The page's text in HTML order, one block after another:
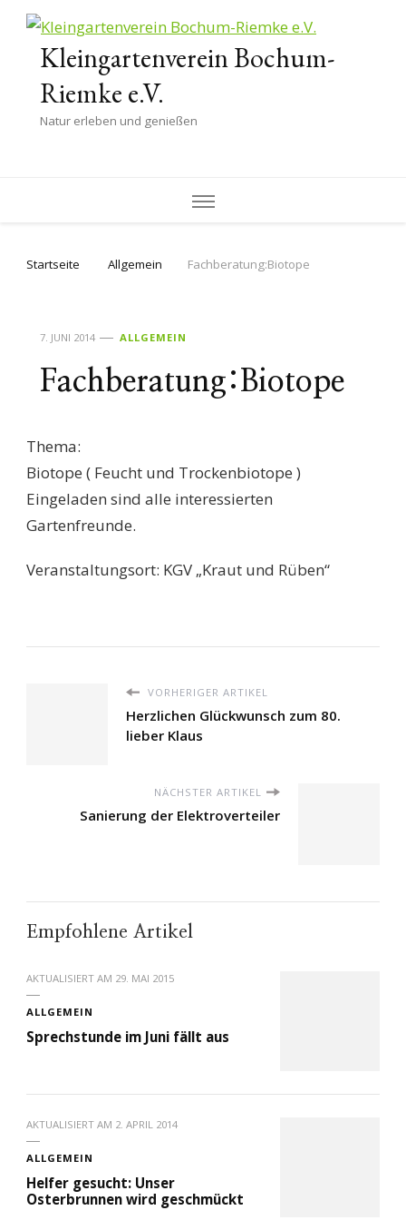
Kleingartenverein Bochum-
Riemke e.V.
Natur erleben und genießen
Startseite Allgemein Fachberatung:Biotope
7. JUNI 2014 ALLGEMEIN
Fachberatung:Biotope
Thema:
Biotope ( Feucht und Trockenbiotope )
Eingeladen sind alle interessierten
Gartenfreunde.
Veranstaltungsort: KGV „Kraut und Rüben“
VORHERIGER ARTIKEL
Herzlichen Glückwunsch zum 80.
lieber Klaus
NÄCHSTER ARTIKEL
Sanierung der Elektroverteiler
Empfohlene Artikel
AKTUALISIERT AM 29. MAI 2015
ALLGEMEIN
Sprechstunde im Juni fällt aus
AKTUALISIERT AM 2. APRIL 2014
ALLGEMEIN
Helfer gesucht: Unser
Osterbrunnen wird geschmückt